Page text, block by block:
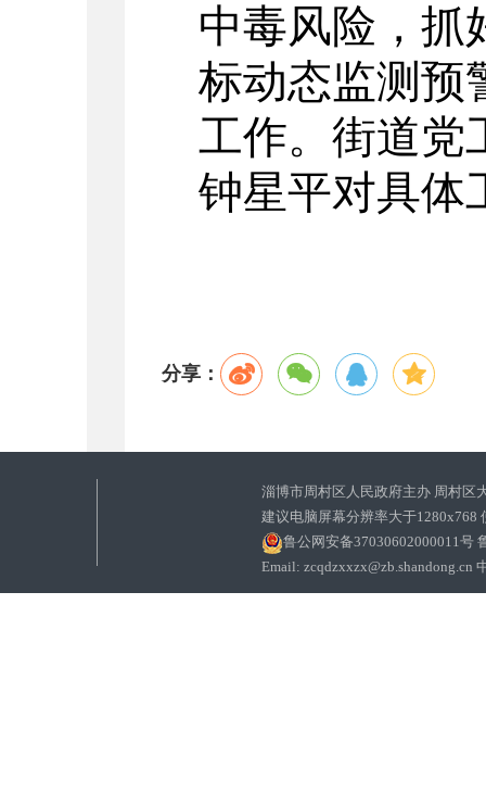
中毒风险，抓
标动态监测预
工作。街道党
钟星平对具体
分享：
淄博市周村区人民政府主办 周村区
建议电脑屏幕分辨率大于1280x768
鲁公网安备37030602000011号
Email: zcqdzxxzx@zb.shandong.cn